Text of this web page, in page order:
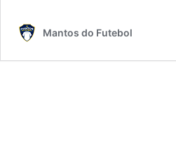
Mantos do Futebol